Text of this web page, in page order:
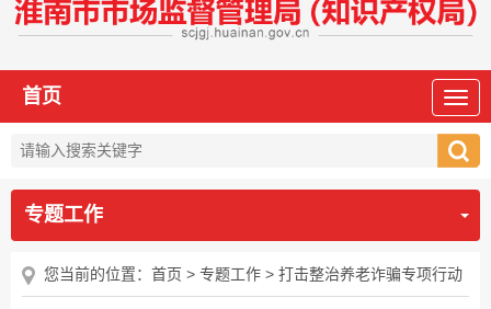
首页
专题工作
您当前的位置： 首页 > 专题工作 > 打击整治养老诈骗专项行动